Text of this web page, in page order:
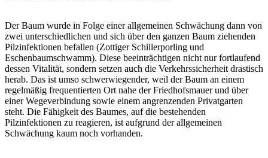
Der Baum wurde in Folge einer allgemeinen Schwächung dann von
zwei unterschiedlichen und sich über den ganzen Baum ziehenden
Pilzinfektionen befallen (Zottiger Schillerporling und
Eschenbaumschwamm). Diese beeinträchtigen nicht nur fortlaufend
dessen Vitalität, sondern setzen auch die Verkehrssicherheit drastisch
herab. Das ist umso schwerwiegender, weil der Baum an einem
regelmäßig frequentierten Ort nahe der Friedhofsmauer und über
einer Wegeverbindung sowie einem angrenzenden Privatgarten
steht. Die Fähigkeit des Baumes, auf die bestehenden
Pilzinfektionen zu reagieren, ist aufgrund der allgemeinen
Schwächung kaum noch vorhanden.